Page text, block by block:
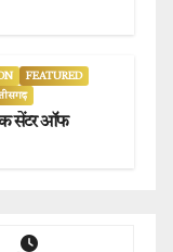
FEATURED
सेंटर ऑफ